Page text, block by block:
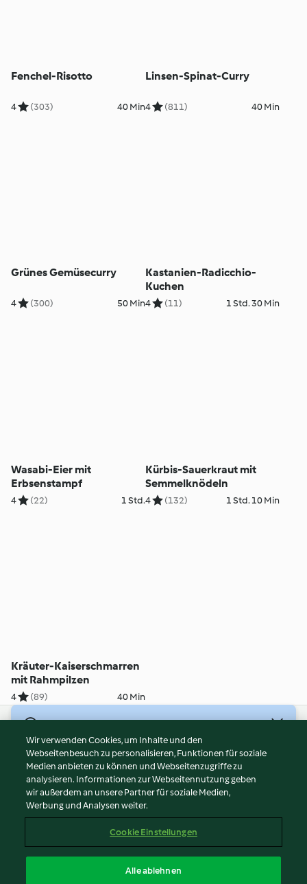
Fenchel-Risotto
4 (303) 40 Min
Linsen-Spinat-Curry
4 (811) 40 Min
Grünes Gemüsecurry
4 (300) 50 Min
Kastanien-Radicchio-
Kuchen
4 (11) 1 Std. 30 Min
Wasabi-Eier mit
Erbsenstampf
4 (22) 1 Std.
Kürbis-Sauerkraut mit
Semmelknödeln
4 (132) 1 Std. 10 Min
Kräuter-Kaiserschmarren
mit Rahmpilzen
4 (89) 40 Min
Nutzungsbedingungen
Datenschutzrichtlinien
Disclaimer
Impressum
Inhalt melden
Wir verwenden Cookies, um Inhalte und den
Webseitenbesuch zu personalisieren, Funktionen für soziale
Medien anbieten zu können und Webseitenzugriffe zu
analysieren. Informationen zur Webseitennutzung geben
wir außerdem an unsere Partner für soziale Medien,
Werbung und Analysen weiter.
Cookie Einstellungen
Alle ablehnen